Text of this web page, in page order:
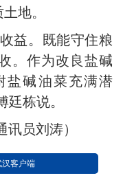
地。
益。既能守住粮
。作为改良盐碱
盐碱油菜充满潜
廷栋说。
讯员刘涛）
汉客户端